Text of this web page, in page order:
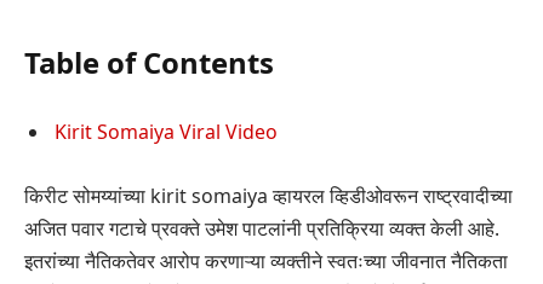
Table of Contents
Kirit Somaiya Viral Video
किरीट सोमय्यांच्या kirit somaiya व्हायरल व्हिडीओवरून राष्ट्रवादीच्या
अजित पवार गटाचे प्रवक्ते उमेश पाटलांनी प्रतिक्रिया व्यक्त केली आहे.
इतरांच्या नैतिकतेवर आरोप करणाऱ्या व्यक्तीने स्वतःच्या जीवनात नैतिकता